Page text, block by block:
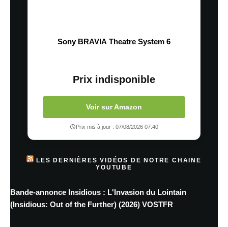
Sony BRAVIA Theatre System 6
Prix indisponible
Voir sur Amazon
Prix mis à jour : 07/08/2026 07:40
LES DERNIÈRES VIDÉOS DE NOTRE CHAINE
YOUTUBE
Bande-annonce Insidious : L'Invasion du Lointain
(Insidious: Out of the Further) (2026) VOSTFR